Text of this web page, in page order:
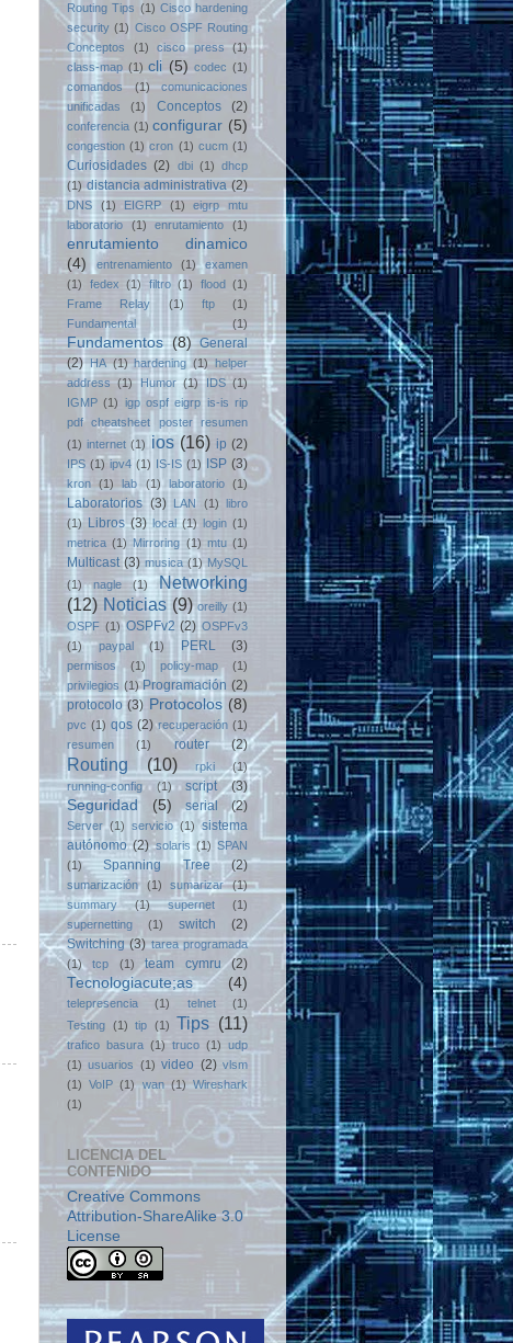
Routing Tips (1) Cisco hardening
security (1) Cisco OSPF Routing
Conceptos
(1) cisco press
(1)
class-map (1) cli (5) codec (1)
comandos
(1)
comunicaciones
unificadas
(1) Conceptos (2)
conferencia (1) configurar (5)
congestion (1) cron (1) cucm (1)
Curiosidades (2) dbi (1) dhcp
(1) distancia administrativa (2)
DNS (1) EIGRP (1)
eigrp mtu
laboratorio
(1) enrutamiento (1)
enrutamiento dinamico
(4)
entrenamiento (1)
examen
(1)
fedex (1) filtro (1) flood (1)
Frame Relay
(1) ftp
(1)
Fundamental
(1)
Fundamentos (8) General
(2) HA (1) hardening (1) helper
address (1) Humor (1) IDS (1)
IGMP (1) igp ospf eigrp is-is rip
pdf cheatsheet poster resumen
(1) internet (1) ios (16) ip (2)
IPS (1) ipv4 (1) IS-IS (1) ISP (3)
kron (1) lab (1) laboratorio (1)
Laboratorios (3) LAN (1) libro
(1) Libros (3) local (1) login (1)
metrica (1) Mirroring (1) mtu (1)
Multicast (3) musica (1) MySQL
(1)
nagle (1)
Networking
(12) Noticias (9) oreilly (1)
OSPF (1) OSPFv2 (2) OSPFv3
(1)
paypal (1) PERL (3)
permisos (1) policy-map
(1)
privilegios (1) Programación (2)
protocolo (3) Protocolos (8)
pvc (1) qos (2) recuperación (1)
resumen
(1) router (2)
Routing (10) rpki
(1)
running-config
(1) script (3)
Seguridad (5) serial (2)
Server (1) servicio (1) sistema
autónomo (2) solaris (1) SPAN
(1)
Spanning Tree (2)
sumarización (1) sumarizar
(1)
summary
(1) supernet
(1)
supernetting
(1) switch
(2)
Switching (3) tarea programada
(1)
tcp (1) team cymru (2)
Tecnologiacute;as (4)
telepresencia (1) telnet
(1)
Testing (1) tip (1) Tips (11)
trafico basura (1) truco (1) udp
(1) usuarios (1) video (2) vlsm
(1)
VoIP (1) wan (1) Wireshark
(1)
LICENCIA DEL
CONTENIDO
Creative Commons
Attribution-ShareAlike 3.0
License